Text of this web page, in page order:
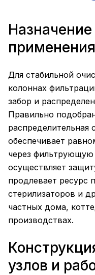
применения
Для стабильной
колоннах
забор и
Правильно
распределительная
обеспечивает
через фильтрующую
осуществляет
продлевает
стерилизаторов и
частных дома,
производствах.
узлов и